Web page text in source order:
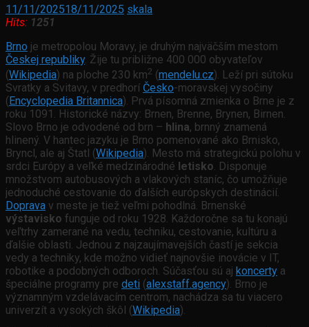
11/11/202518/11/2025 skala
Hits: 1251
Brno je metropolou Moravy, je druhým najväčším mestom
Českej republiky. Žije tu približne 400 000 obyvateľov
(Wikipedia) na ploche 230 km2 (mendelu.cz). Leží pri sútoku
Svratky a Svitavy, v predhorí Česko-moravskej vysočiny
( Encyclopedia Britannica). Prvá písomná zmienka o Brne je z
roku 1091. Historické názvy: Brnen, Brenne, Brynen, Birnen.
Slovo Brno je odvodené od brn – hlina, brnný znamená
hlinený. V hantec jazyku je Brno pomenované ako Brnisko,
Bryncl, ale aj Štatl (Wikipedia). Mesto má strategickú polohu v
srdci Európy a veľké medzinárodné letisko. Disponuje
množstvom autobusových a vlakových staníc, čo umožňuje
jednoduché cestovanie do ďalších európskych destinácií.
Doprava v meste je tiež veľmi pohodlná. Brnenské
výstavisko funguje od roku 1928. Každoročne sa tu konajú
veľtrhy zamerané na vedu, techniku, cestovanie, kultúru a
ďalšie oblasti. Jednou z najzaujímavejších častí je sekcia
vedy a techniky, kde možno vidieť najnovšie inovácie v IT,
robotike a podobných odboroch. Súčasťou sú aj koncerty a
špeciálne programy pre deti (alexstaff.agency). Brno je
významným vzdelávacím centrom, nachádza sa tu viacero
univerzít a vysokých škôl (Wikipedia).